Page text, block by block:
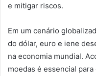
e mitigar riscos.
Em um cenário
do dólar, euro e iene
na economia mundial.
moedas é essencial